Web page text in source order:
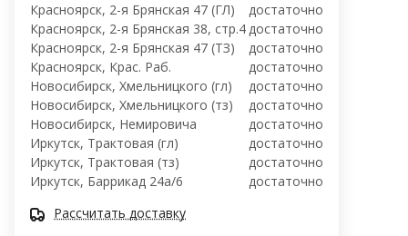
Красноярск, 2-я Брянская 47 (ГЛ)
достаточно
Красноярск, 2-я Брянская 38, стр.4достаточно
Красноярск, 2-я Брянская 47 (ТЗ)
достаточно
Красноярск, Крас. Раб.
достаточно
Новосибирск, Хмельницкого (гл)
достаточно
Новосибирск, Хмельницкого (тз)
достаточно
Новосибирск, ​Немировича
достаточно
Иркутск, Трактовая (гл)
достаточно
Иркутск, Трактовая (тз)
достаточно
Иркутск, ​Баррикад 24а/6
достаточно
Рассчитать доставку